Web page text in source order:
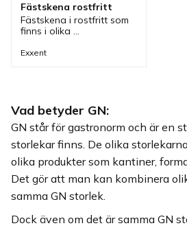
Fästskena rostfritt
Fästskena i rostfritt som
finns i olika
kan användas för att
Exxent
Vad betyder GN:
GN står för gastronorm och är en
storlekar finns. De olika
olika produkter som kantiner,
Det gör att man kan kombinera
samma GN storlek.
Dock även om det är samma GN